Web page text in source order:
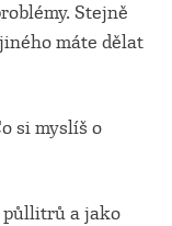
Stejně
máte dělat
si myslíš o
půllitrů a jako